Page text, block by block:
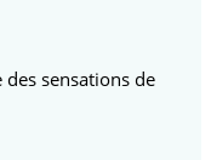
sensations de